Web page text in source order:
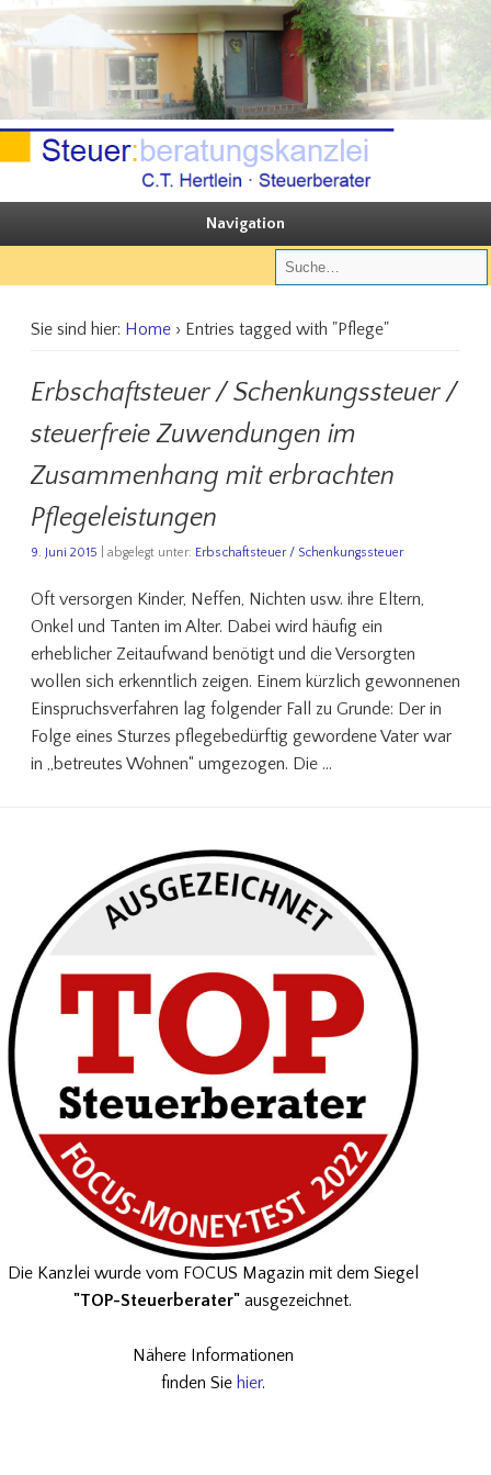
Steuerberatungskanzlei C.T. Hertlein
Sie steuern, wir beraten
Navigation
Sie sind hier: Home› Entries tagged with "Pflege"
Erbschaftsteuer / Schenkungssteuer /
steuerfreie Zuwendungen im
Zusammenhang mit erbrachten
Pflegeleistungen
9. Juni 2015 | abgelegt unter: Erbschaftsteuer / Schenkungssteuer
Oft versorgen Kinder, Neffen, Nichten usw. ihre Eltern,
Onkel und Tanten im Alter. Dabei wird häufig ein
erheblicher Zeitaufwand benötigt und die Versorgten
wollen sich erkenntlich zeigen. Einem kürzlich gewonnenen
Einspruchsverfahren lag folgender Fall zu Grunde: Der in
Folge eines Sturzes pflegebedürftig gewordene Vater war
in „betreutes Wohnen“ umgezogen. Die …
Die Kanzlei wurde vom FOCUS Magazin mit dem Siegel
"TOP-Steuerberater" ausgezeichnet.
Nähere Informationen
finden Sie hier.